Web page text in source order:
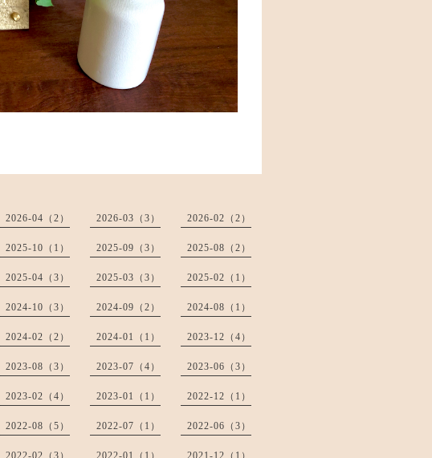
2026-04（2） 2026-03（3） 2026-02（2）
2025-10（1） 2025-09（3） 2025-08（2）
2025-04（3） 2025-03（3） 2025-02（1）
2024-10（3） 2024-09（2） 2024-08（1）
2024-02（2） 2024-01（1） 2023-12（4）
2023-08（3） 2023-07（4） 2023-06（3）
2023-02（4） 2023-01（1） 2022-12（1）
2022-08（5） 2022-07（1） 2022-06（3）
2022-02（3） 2022-01（1） 2021-12（1）